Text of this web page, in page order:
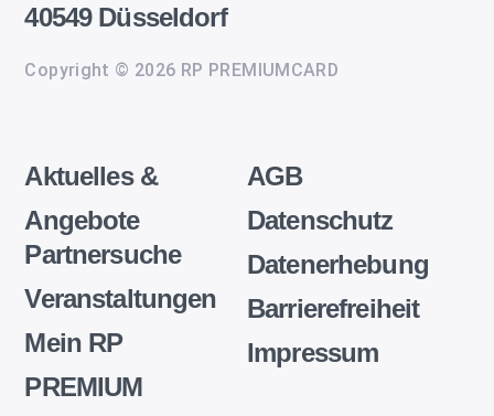
40549 Düsseldorf
Copyright © 2026 RP PREMIUMCARD
Aktuelles &
Angebote
Partnersuche
Veranstaltungen
Mein RP
PREMIUM
AGB
Datenschutz
Datenerhebung
Barrierefreiheit
Impressum